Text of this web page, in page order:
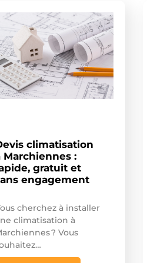
climatisation
Marchiennes :
gratuit et
engagement
cherchez à installer
climatisation à
? Vous